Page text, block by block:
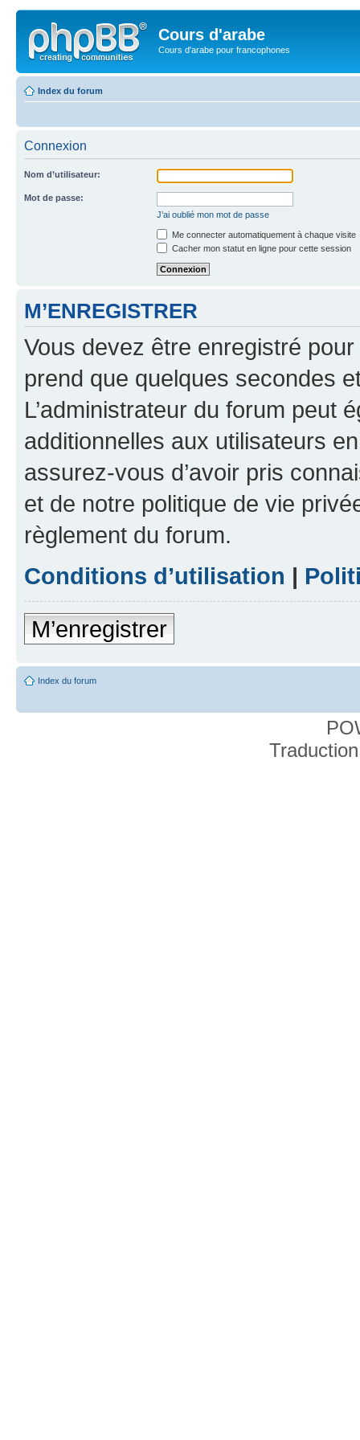
Cours d'arabe
Cours d'arabe pour francophones
Index du forum
Connexion
Nom d’utilisateur:
Mot de passe:
J’ai oublié mon mot de passe
Me connecter automatiquement à chaque visite
Cacher mon statut en ligne pour cette session
M’ENREGISTRER
Vous devez être enregistré
prend que quelques secondes
L’administrateur du forum peut
additionnelles aux utilisateurs
assurez-vous d’avoir pris
et de notre politique de vie
règlement du forum.
Conditions d’utilisation |
M’enregistrer
Index du forum